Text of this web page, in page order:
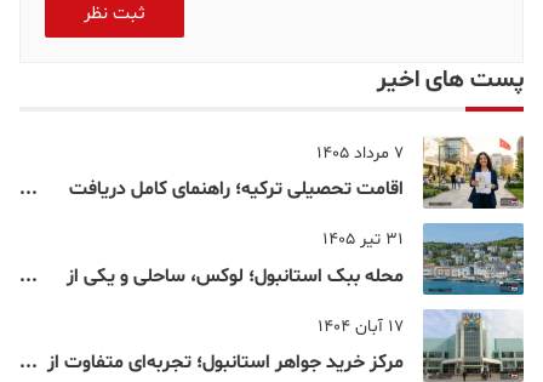
ثبت نظر
پست های اخیر
7 مرداد 1405
اقامت تحصیلی ترکیه؛ راهنمای کامل دریافت
31 تیر 1405
محله ببک استانبول؛ لوکس، ساحلی و یکی از
17 آبان 1404
مرکز خرید جواهر استانبول؛ تجربه‌ای متفاوت از